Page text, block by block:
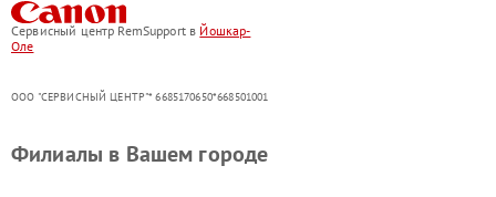
Сервисный центр RemSupport в Йошкар-
Оле
ООО "СЕРВИСНЫЙ ЦЕНТР"* 6685170650*668501001
Филиалы в Вашем городе